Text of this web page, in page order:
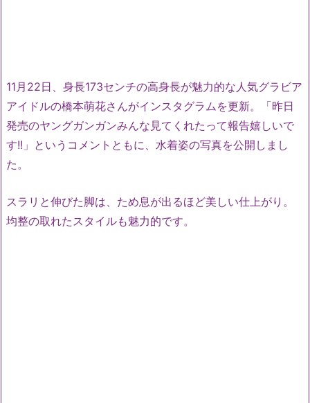
11月22日、身長173センチの高身長が魅力的な人気グラビア
アイドルの橋本萌花さんがインスタグラムを更新。「昨日
発売のヤングガンガンみんな見てくれたって報告嬉しいで
す!!」というコメントともに、水着姿の写真を公開しまし
た。
スラリと伸びた脚は、ため息が出るほど美しい仕上がり。
均整の取れたスタイルも魅力的です。